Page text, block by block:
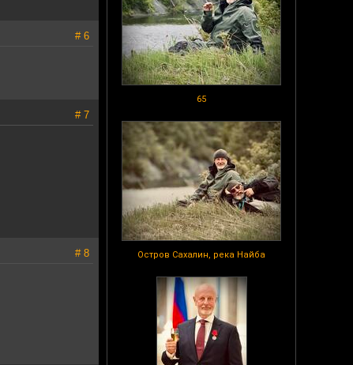
65
Остров Сахалин, река Найба
# 6
# 7
# 8